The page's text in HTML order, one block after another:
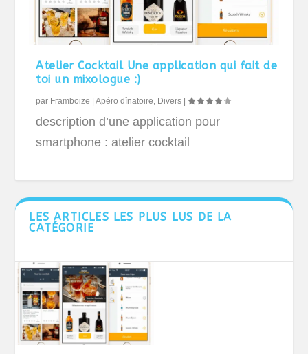
Atelier Cocktail Une application qui fait de
toi un mixologue :)
par Framboize |Apéro dînatoire Divers |
description d’une application pour
smartphone : atelier cocktail
LES ARTICLES LES PLUS LUS DE LA
CATÉGORIE